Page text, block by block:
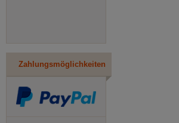
Zahlungsmöglichkeiten